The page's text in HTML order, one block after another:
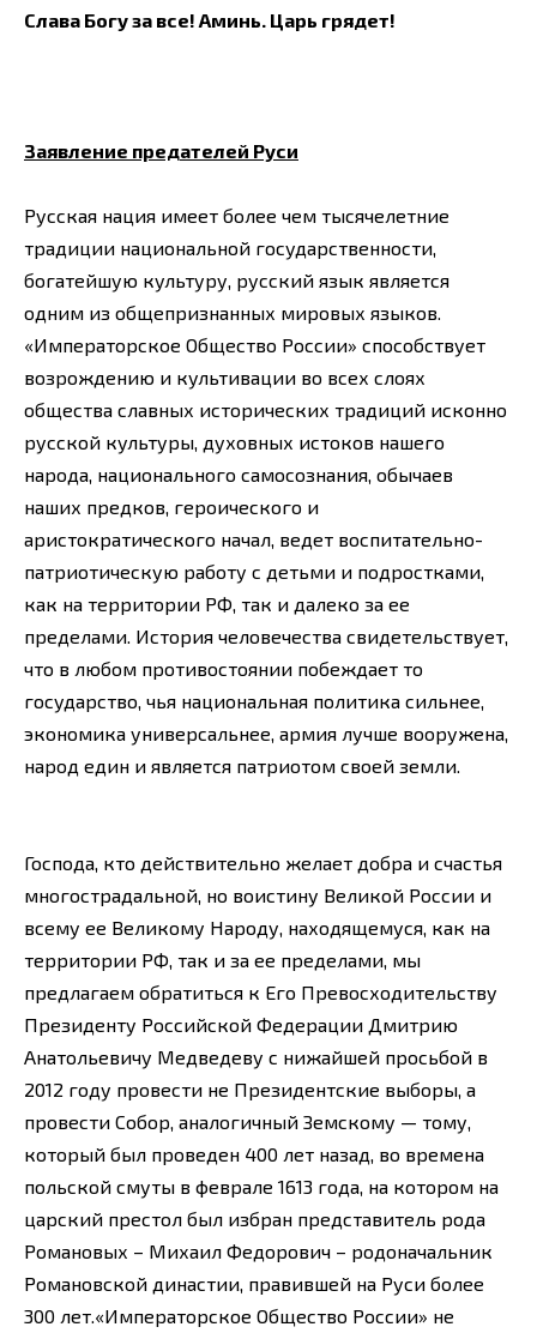
Слава Богу за все! Аминь. Царь грядет!
Заявление предателей Руси
Русская нация имеет более чем тысячелетние
традиции национальной государственности,
богатейшую культуру, русский язык является
одним из общепризнанных мировых языков.
«Императорское Общество России» способствует
возрождению и культивации во всех слоях
общества славных исторических традиций исконно
русской культуры, духовных истоков нашего
народа, национального самосознания, обычаев
наших предков, героического и
аристократического начал, ведет воспитательно-
патриотическую работу с детьми и подростками,
как на территории РФ, так и далеко за ее
пределами. История человечества свидетельствует,
что в любом противостоянии побеждает то
государство, чья национальная политика сильнее,
экономика универсальнее, армия лучше вооружена,
народ един и является патриотом своей земли.
Господа, кто действительно желает добра и счастья
многострадальной, но воистину Великой России и
всему ее Великому Народу, находящемуся, как на
территории РФ, так и за ее пределами, мы
предлагаем обратиться к Его Превосходительству
Президенту Российской Федерации Дмитрию
Анатольевичу Медведеву с нижайшей просьбой в
2012 году провести не Президентские выборы, а
провести Собор, аналогичный Земскому — тому,
который был проведен 400 лет назад, во времена
польской смуты в феврале 1613 года, на котором на
царский престол был избран представитель рода
Романовых – Михаил Федорович – родоначальник
Романовской династии, правившей на Руси более
300 лет.«Императорское Общество России» не